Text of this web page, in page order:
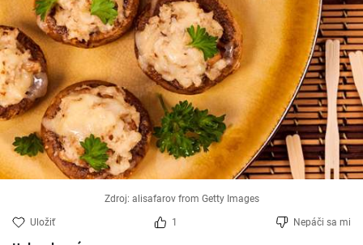
Zdroj: alisafarov from Getty Images
Uložiť 1 Nepáči sa mi